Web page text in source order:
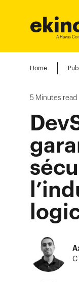
A Havas
Home
5 Minutes read